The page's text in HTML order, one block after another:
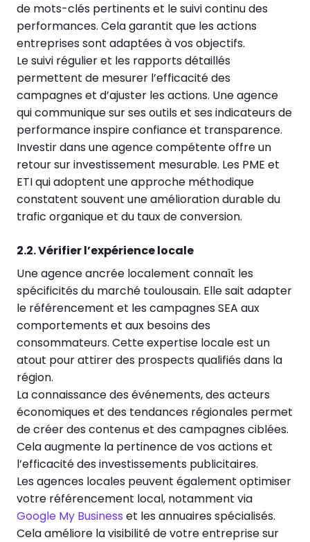
de mots-clés pertinents et le suivi continu des
performances. Cela garantit que les actions
entreprises sont adaptées à vos objectifs.
Le suivi régulier et les rapports détaillés
permettent de mesurer l’efficacité des
campagnes et d’ajuster les actions. Une agence
qui communique sur ses outils et ses indicateurs de
performance inspire confiance et transparence.
Investir dans une agence compétente offre un
retour sur investissement mesurable. Les PME et
ETI qui adoptent une approche méthodique
constatent souvent une amélioration durable du
trafic organique et du taux de conversion.
2.2. Vérifier l’expérience locale
Une agence ancrée localement connaît les
spécificités du marché toulousain. Elle sait adapter
le référencement et les campagnes SEA aux
comportements et aux besoins des
consommateurs. Cette expertise locale est un
atout pour attirer des prospects qualifiés dans la
région.
La connaissance des événements, des acteurs
économiques et des tendances régionales permet
de créer des contenus et des campagnes ciblées.
Cela augmente la pertinence de vos actions et
l’efficacité des investissements publicitaires.
Les agences locales peuvent également optimiser
votre référencement local, notamment via
Google My Business et les annuaires spécialisés.
Cela améliore la visibilité de votre entreprise sur